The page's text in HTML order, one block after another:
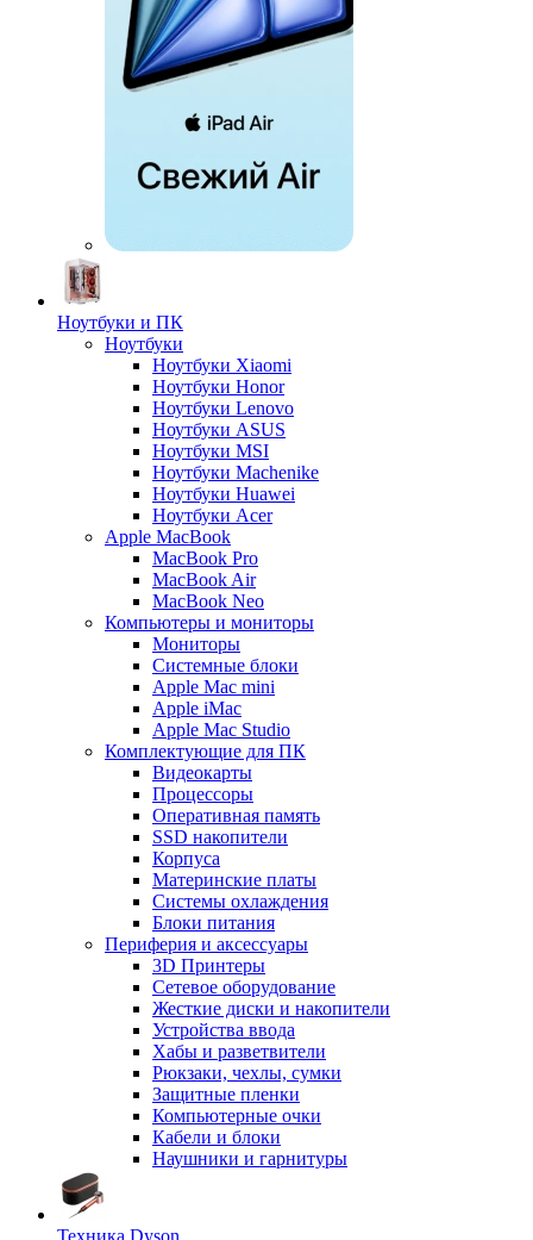
Ноутбуки и ПК
Ноутбуки
Ноутбуки Xiaomi
Ноутбуки Honor
Ноутбуки Lenovo
Ноутбуки ASUS
Ноутбуки MSI
Ноутбуки Machenike
Ноутбуки Huawei
Ноутбуки Acer
Apple MacBook
MacBook Pro
MacBook Air
MacBook Neo
Компьютеры и мониторы
Мониторы
Системные блоки
Apple Mac mini
Apple iMac
Apple Mac Studio
Комплектующие для ПК
Видеокарты
Процессоры
Оперативная память
SSD накопители
Корпуса
Материнские платы
Системы охлаждения
Блоки питания
Периферия и аксессуары
3D Принтеры
Сетевое оборудование
Жесткие диски и накопители
Устройства ввода
Хабы и разветвители
Рюкзаки, чехлы, сумки
Защитные пленки
Компьютерные очки
Кабели и блоки
Наушники и гарнитуры
Техника Dyson